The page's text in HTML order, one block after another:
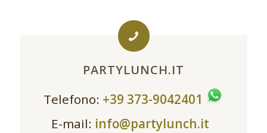
PARTYLUNCH.IT
Telefono: +39 373-9042401
E-mail: info@partylunch.it